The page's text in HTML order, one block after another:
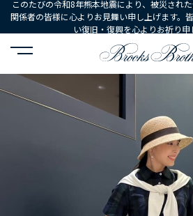
このたびの令和8年熊本地震により、被災され
関係者の皆様に心よりお見舞い申し上げます。
い復旧・復興を心よりお祈り申
HOME コーディネート コーディネート